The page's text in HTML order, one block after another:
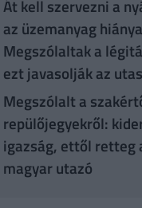
Át kell szervezni a
az üzemanyag
Megszólaltak a
ezt javasolják az
Megszólalt a
repülőjegyekről:
igazság, ettől retteg
magyar utazó